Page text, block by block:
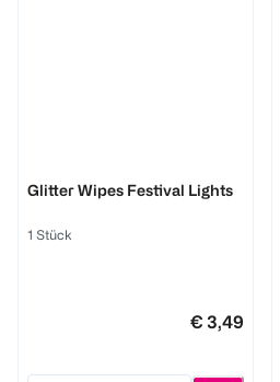
Glitter Wipes Festival Lights
1 Stück
€ 3,49